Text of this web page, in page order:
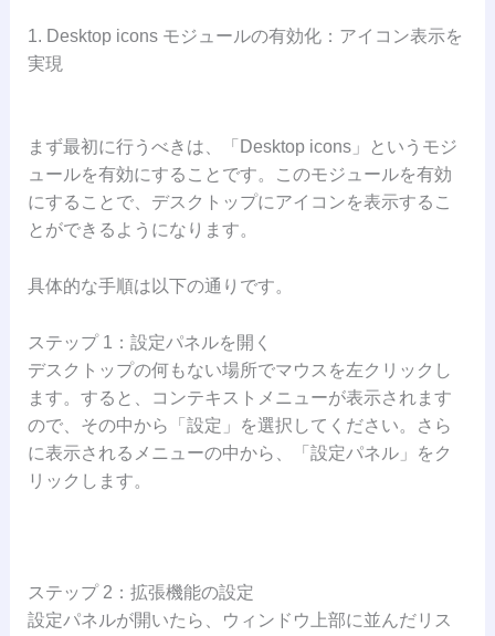
1. Desktop icons モジュールの有効化：アイコン表示を
実現
まず最初に行うべきは、「Desktop icons」というモジ
ュールを有効にすることです。このモジュールを有効
にすることで、デスクトップにアイコンを表示するこ
とができるようになります。
具体的な手順は以下の通りです。
ステップ 1：設定パネルを開く
デスクトップの何もない場所でマウスを左クリックし
ます。すると、コンテキストメニューが表示されます
ので、その中から「設定」を選択してください。さら
に表示されるメニューの中から、「設定パネル」をク
リックします。
ステップ 2：拡張機能の設定
設定パネルが開いたら、ウィンドウ上部に並んだリス